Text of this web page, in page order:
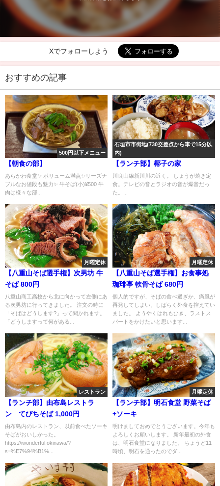
Xでフォローしよう
おすすめの記事
500円以下メニュー
【朝食の部】
あらかわ食堂✨ ボリューム満点✨リーズナ
ブルなお値段も魅力✨ 牛そば(小)¥500 牛
肉は様々な部...
石垣市市街地(730交差点から車で15分以
内)
【ランチ部】椰子の家
川良山線新川川の近く。 しょうが焼き定
食。テレビの音とラジオの音が爆音だっ
た。...
月曜定休
【八重山そば選手権】次男坊 牛
そば 800円
八重山商工高校から北に向かって左側にあ
る次男坊に行ってきました。 注文の時に
「そばはどうします?」って聞かれます。
「どうしますって何がある...
月曜定休
【八重山そば選手権】お食事処
珈琲亭 軟骨そば 680円
個人的ですが、そばの食べ過ぎか、痛風が
再発してしまい、しばらく外食を控えてい
ました。 ようやくはれもひき、ラストス
パートをかけたいと思います...
レストラン
【ランチ部】由布島レストラ
ン てびちそば 1,000円
由布島内のレストラン、以前食べたソーキ
そばがおいしかった。
https://iwonderful.okinawa/?
s=%E7%94%B1%...
月曜定休
【ランチ部】明石食堂 野菜そば
+ソーキ
明けましておめでとうございます。今年も
よろしくお願いします。 新年最初の外食
は、明石食堂になりました。 ちょうど11
時頃、明石を通ったのでダ...